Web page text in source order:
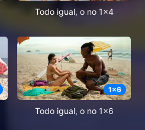
Todo igual, o no 1x4
1x6
Todo igual, o no 1x6